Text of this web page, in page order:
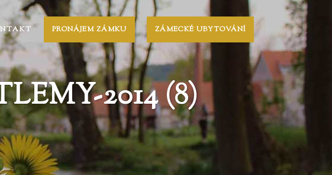
PRONÁJEM ZÁMKU ZÁMECKÉ UBYTOVÁNÍ
2014 (8)